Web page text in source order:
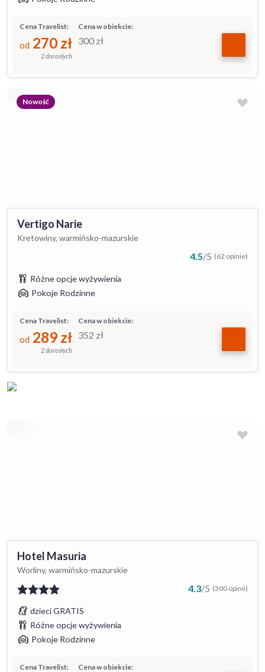
Cena w obiekcie:
300 zł
Cena Travelist:
od 270 zł
2 dorosłych
Nowość
Vertigo Narie
Kretowiny, warmińsko-mazurskie
4.5/5 (62 opinie)
Różne opcje wyżywienia
Pokoje Rodzinne
Cena w obiekcie:
352 zł
Cena Travelist:
od 289 zł
2 dorosłych
Hotel Masuria
Worliny, warmińsko-mazurskie
4.3/5 (300 opinii)
dzieci GRATIS
Różne opcje wyżywienia
Pokoje Rodzinne
Cena w obiekcie:
Cena Travelist: